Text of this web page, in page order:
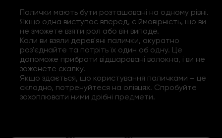
Палички мають бути розташовані на одному рівні.
Якщо одна виступає вперед, є ймовірність, що ви
не зможете взяти рол або він випаде.
Коли ви взяли дерев'яні палички, акуратно
роз'єднайте та потріть їх один об одну. Це
допоможе прибрати відшаровані волокна, і ви не
заженете скалку.
Якщо здається, що користування паличками – це
складно, потренуйтеся на олівцях. Спробуйте
захоплювати ними дрібні предмети.